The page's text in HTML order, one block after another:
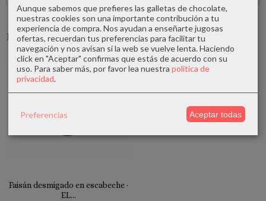
Productos Relacionados
Faisán desmigado en escabeche ·
EL...
Aunque sabemos que prefieres las galletas de chocolate,
nuestras cookies son una importante contribución a tu
experiencia de compra. Nos ayudan a enseñarte jugosas
ofertas, recuerdan tus preferencias para facilitar tu
navegación y nos avisan si la web se vuelve lenta. Haciendo
click en "Aceptar" confirmas que estás de acuerdo con su
uso. Para saber más, por favor lea nuestra política de
privacidad.
Preferencias Aceptar todas